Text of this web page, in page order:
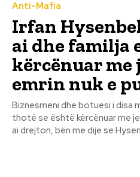
Anti-Mafia
Irfan
ai dhe familja
kërcënuar me
emrin nuk e
Biznesmeni dhe botuesi i disa
thotë se është kërcënuar me
ai drejton, bën me dije se